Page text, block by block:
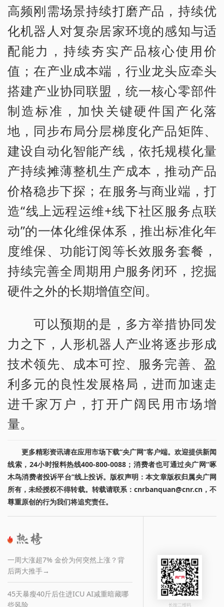
高频刚需场景持续打磨产品，持续优
化机器人对复杂居家环境的感知与适
配能力，持续夯实产品核心使用价
值；在产业成本端，行业龙头应牵头
搭建产业协同联盟，统一核心零部件
制造标准，加快关键硬件国产化落
地，同步布局分层梯度化产品矩阵、
建设自动化智能产线，依托规模化量
产持续摊薄整机生产成本，推动产品
价格稳步下探；在服务与商业端，打
造“线上远程运维+线下社区服务点联
动”的一体化维保体系，推出标准化年
度维保、功能订阅等长效服务套餐，
持续完善全周期用户服务闭环，挖掘
硬件之外的长期增值空间。
可以预期的是，多方举措协同发
力之下，人形机器人产业将逐步形成
技术领先、成本可控、服务完善、盈
利多元的良性发展格局，进而加速走
进千家万户，打开广阔民用市场增
量。
更多精彩资讯请在应用市场下载“央广网”客户端。欢迎提供新闻
线索，24小时报料热线400-800-0088；消费者也可通过央广网“啄
木鸟消费者投诉平台”线上投诉。版权声明：本文章版权归属央广网
所有，未经授权不得转载。转载请联系：cnrbanquan@cnr.cn，不
尊重原创的行为我们将追究责任。
一周大涨超7% 金价为何突然上涨？背
后两大推手→
45天暴瘦40斤后住进ICU AI减重暗藏哪
些风险
长按二维码